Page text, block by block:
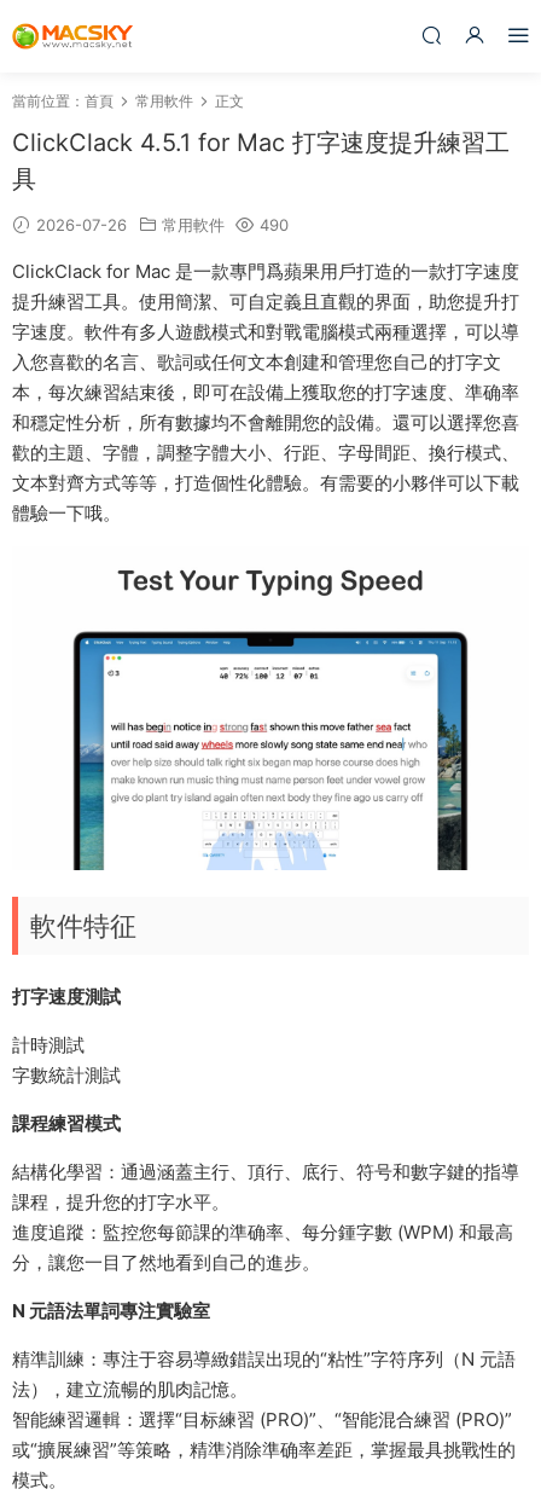
當前位置： 首頁 常用軟件 正文
ClickClack 4.5.1 for Mac 打字速度提升練習工
具
2026-07-26 常用軟件 490
ClickClack for Mac 是一款專門爲蘋果用戶打造的一款打字速度
提升練習工具。使用簡潔、可自定義且直觀的界面，助您提升打
字速度。軟件有多人遊戲模式和對戰電腦模式兩種選擇，可以導
入您喜歡的名言、歌詞或任何文本創建和管理您自己的打字文
本，每次練習結束後，即可在設備上獲取您的打字速度、準确率
和穩定性分析，所有數據均不會離開您的設備。還可以選擇您喜
歡的主題、字體，調整字體大小、行距、字母間距、換行模式、
文​​本對齊方式等等，打造個性化體驗。有需要的小夥伴可以下載
體驗一下哦。
軟件特征
打字速度測試
計時測試
字數統計測試
課程練習模式
結構化學習：通過涵蓋主行、頂行、底行、符号和數字鍵的指導
課程，提升您的打字水平。
進度追蹤：監控您每節課的準确率、每分鍾字數 (WPM) 和最高
分，讓您一目了然地看到自己的進步。
N 元語法單詞專注實驗室
精準訓練：專注于容易導緻錯誤出現的“粘性”字符序列（N 元語
法），建立流暢的肌肉記憶。
智能練習邏輯：選擇“目标練習 (PRO)”、“智能混合練習 (PRO)”
或“擴展練習”等策略，精準消除準确率差距，掌握最具挑戰性的
模式。